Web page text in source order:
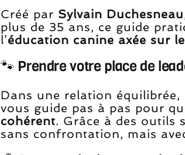
Créé par Sylvain Duchesneau
plus de 35 ans, ce guide
l’éducation canine axée sur
🐾 Prendre votre place de
Dans une relation équilibrée,
vous guide pas à pas pour
cohérent. Grâce à des outils
sans confrontation, mais